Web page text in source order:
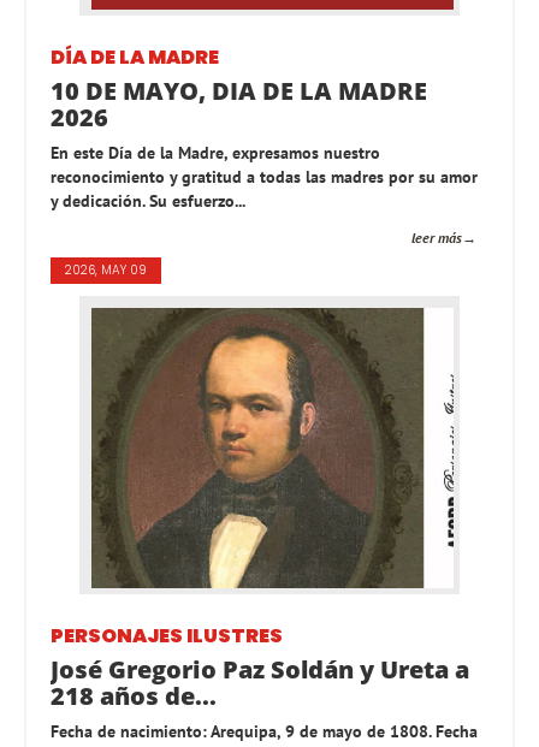
DÍA DE LA MADRE
10 DE MAYO, DIA DE LA MADRE
2026
En este Día de la Madre, expresamos nuestro
reconocimiento y gratitud a todas las madres por su amor
y dedicación. Su esfuerzo...
leer más
2026, MAY 09
PERSONAJES ILUSTRES
José Gregorio Paz Soldán y Ureta a
218 años de...
Fecha de nacimiento: Arequipa, 9 de mayo de 1808. Fecha